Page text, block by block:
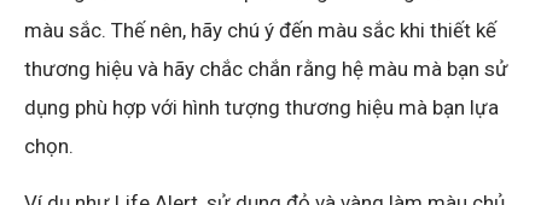
màu sắc. Thế nên, hãy chú ý đến màu sắc khi thiết kế
thương hiệu và hãy chắc chắn rằng hệ màu mà bạn sử
dụng phù hợp với hình tượng thương hiệu mà bạn lựa
chọn.